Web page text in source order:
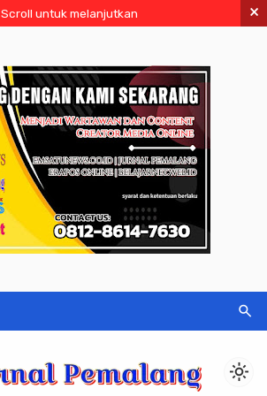
Scroll untuk melanjutkan ×
search
light_mode